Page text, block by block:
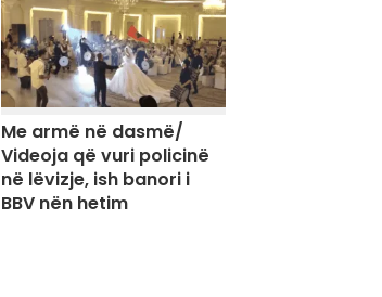
Me armë në dasmë/
Videoja që vuri policinë
në lëvizje, ish banori i
BBV nën hetim